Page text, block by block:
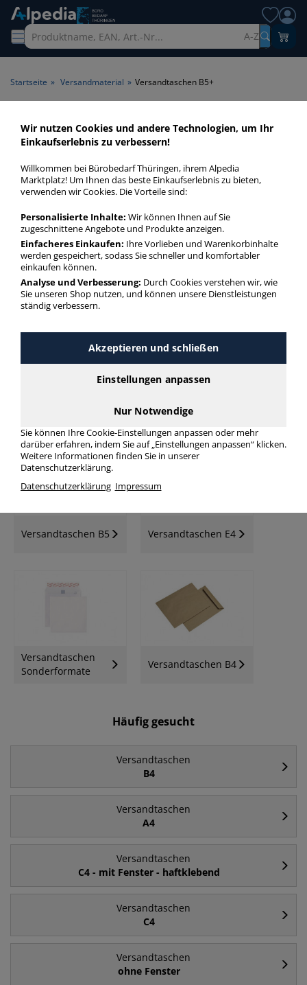
A-Z
Startseite » Versandmaterial » Versandtaschen B5+
Versandtaschen B5+ > Format
B5+
Versandtaschen B5+ in bester Qualität zum günstigen Preis.
Finden Sie schnell Versandtaschen B5+ mit unserer Filter-
Versandtaschen B5+
mehr Infos zur Kategorie
Versandtaschen B5 Versandtaschen E4
Versandtaschen
Sonderformate
Versandtaschen B4
Häufig gesucht
Versandtaschen
B4
Versandtaschen
A4
Versandtaschen
C4 - mit Fenster - haftklebend
Versandtaschen
C4
Versandtaschen
ohne Fenster
Wir nutzen Cookies und andere Technologien, um Ihr
Einkaufserlebnis zu verbessern!
Willkommen bei Bürobedarf Thüringen, ihrem Alpedia
Marktplatz! Um Ihnen das beste Einkaufserlebnis zu bieten,
verwenden wir Cookies. Die Vorteile sind:
Personalisierte Inhalte: Wir können Ihnen auf Sie
zugeschnittene Angebote und Produkte anzeigen.
Einfacheres Einkaufen: Ihre Vorlieben und Warenkorbinhalte
werden gespeichert, sodass Sie schneller und komfortabler
einkaufen können.
Analyse und Verbesserung: Durch Cookies verstehen wir, wie
Sie unseren Shop nutzen, und können unsere Dienstleistungen
ständig verbessern.
Akzeptieren und schließen
Einstellungen anpassen
Nur Notwendige
Sie können Ihre Cookie-Einstellungen anpassen oder mehr
darüber erfahren, indem Sie auf „Einstellungen anpassen“ klicken.
Weitere Informationen finden Sie in unserer
Datenschutzerklärung.
Datenschutzerklärung Impressum